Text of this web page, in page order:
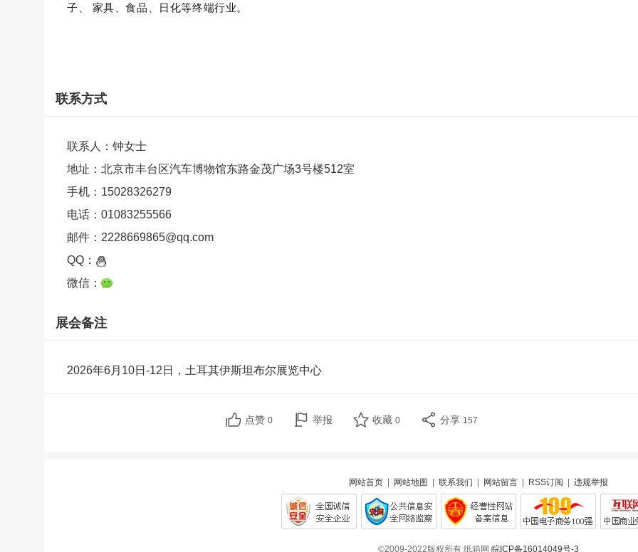
子、
家具、食品、日化等终端行业。
联系方式
联系人：钟女士
地址：北京市丰台区汽车博物馆东路金茂广场3号楼512室
手机：15028326279
电话：01083255566
邮件：2228669865@qq.com
QQ：
微信：
展会备注
2026年6月10日-12日，土耳其伊斯坦布尔展览中心
点赞 0 举报 收藏 0 分享 157
网站首页 网站地图 联系我们 网站留言 RSS订阅 违规举报
©2009-2022版权所有 纸箱网 皖ICP备16014049号-3